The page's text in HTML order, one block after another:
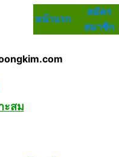
หน้าแรก
สมัคร
สมาชิก
ะสม